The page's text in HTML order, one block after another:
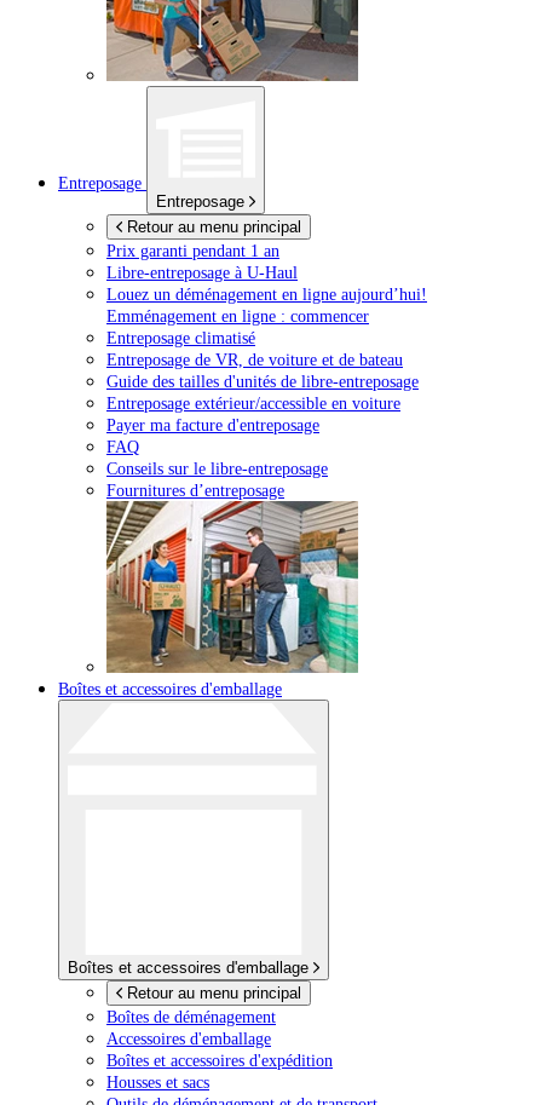
Entreposage
Entreposage
Retour au menu principal
Prix garanti pendant 1 an
Libre-entreposage à U-Haul
Louez un déménagement en ligne aujourd’hui!
Emménagement en ligne : commencer
Entreposage climatisé
Entreposage de VR, de voiture et de bateau
Guide des tailles d'unités de libre-entreposage
Entreposage extérieur/accessible en voiture
Payer ma facture d'entreposage
FAQ
Conseils sur le libre-entreposage
Fournitures d’entreposage
Boîtes et accessoires d'emballage
Boîtes et accessoires d'emballage
Retour au menu principal
Boîtes de déménagement
Accessoires d'emballage
Boîtes et accessoires d'expédition
Housses et sacs